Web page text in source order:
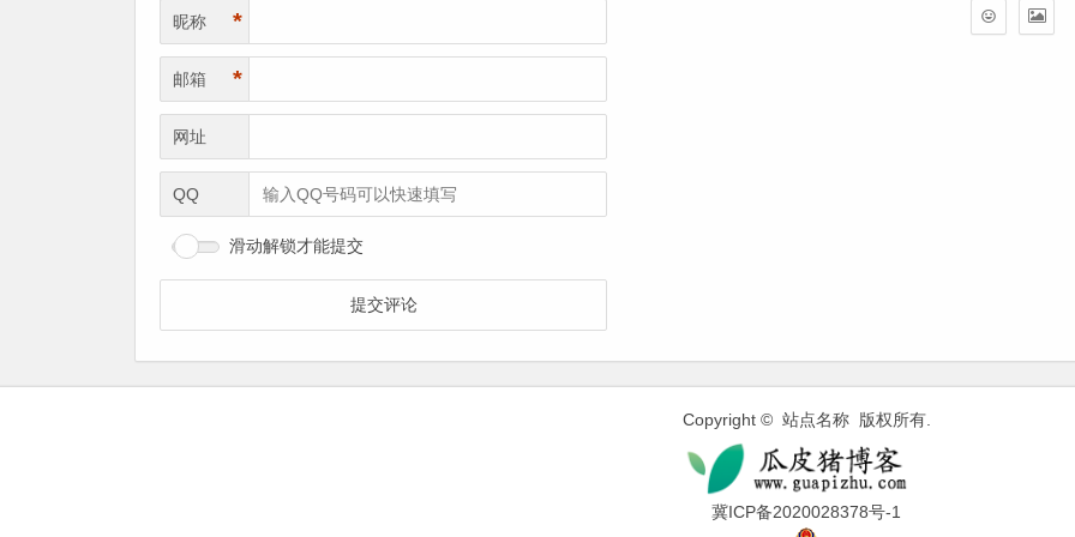
昵称 *
邮箱 *
网址
QQ
滑动解锁才能提交
Copyright © 站点名称 版权所有.
冀ICP备2020028378号-1